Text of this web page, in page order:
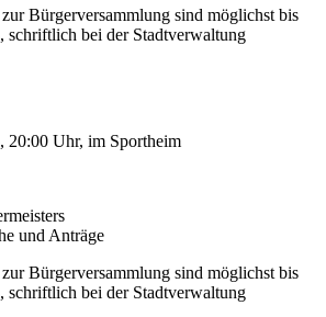
Bürgerversammlung sind möglichst bis
schriftlich bei der Stadtverwaltung
20:00 Uhr, im Sportheim
und Anträge
Bürgerversammlung sind möglichst bis
schriftlich bei der Stadtverwaltung